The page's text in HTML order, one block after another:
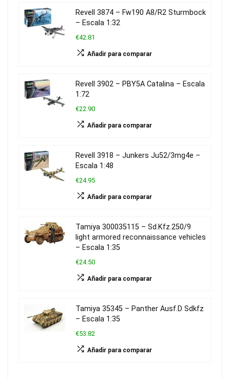
Revell 3874 – Fw190 A8/R2 Sturmbock
– Escala 1:32
€42.81
Añadir para comparar
Revell 3902 – PBY5A Catalina – Escala
1:72
€22.90
Añadir para comparar
Revell 3918 – Junkers Ju52/3mg4e –
Escala 1:48
€24.95
Añadir para comparar
Tamiya 300035115 – Sd.Kfz.250/9
light armored reconnaissance vehicles
– Escala 1:35
€24.50
Añadir para comparar
Tamiya 35345 – Panther Ausf.D Sdkfz
– Escala 1:35
€53.82
Añadir para comparar